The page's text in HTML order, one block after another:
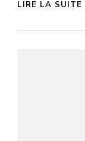
LIRE LA SUITE